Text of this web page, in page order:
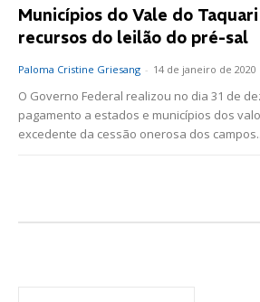
Municípios do Vale do
recursos do leilão do pré-sal
Paloma Cristine Griesang - 14 de janeiro de 2020
O Governo Federal realizou no dia 31 de
pagamento a estados e municípios dos
excedente da cessão onerosa dos